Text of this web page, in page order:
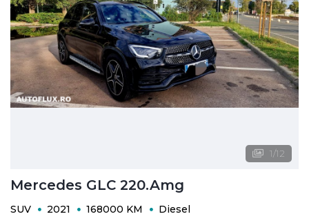
1/12
Mercedes GLC 220.Amg
SUV 2021 168000 KM Diesel